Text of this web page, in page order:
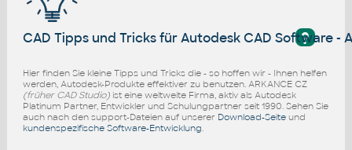
?
CAD Tipps und Tricks für Autodesk CAD Software -
Hier finden Sie kleine Tipps und Tricks die - so hoffen wir - Ihnen helfen
werden, Autodesk-Produkte effektiver zu benutzen. ARKANCE CZ
(früher CAD Studio)ist eine weltweite Firma, aktiv als Autodesk
Platinum Partner, Entwickler und Schulungpartner seit 1990. Sehen Sie
auch nach den support-Dateien auf unserer Download-Seiteund
kundenspezifische Software-Entwicklung